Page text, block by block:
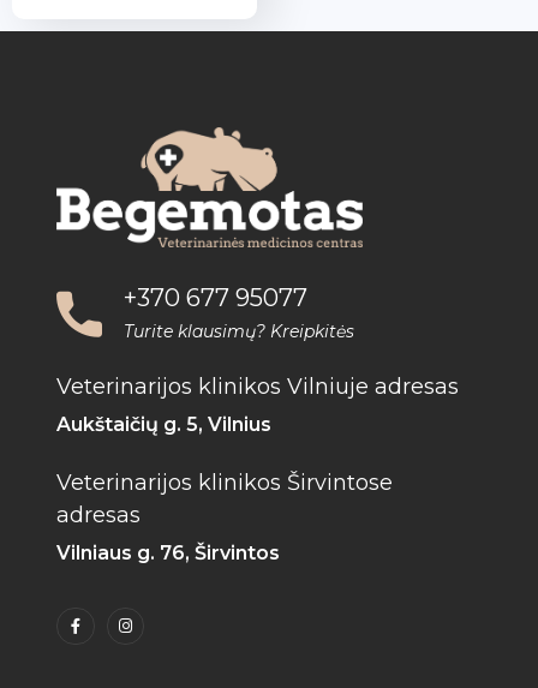
+370 677 95077
Turite klausimų? Kreipkitės
Veterinarijos klinikos Vilniuje adresas
Aukštaičių g. 5, Vilnius
Veterinarijos klinikos Širvintose
adresas
Vilniaus g. 76, Širvintos